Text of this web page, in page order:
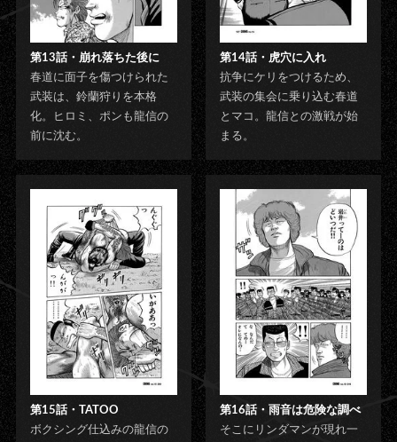
第13話・崩れ落ちた後に
春道に面子を傷つけられた
武装は、鈴蘭狩りを本格
化。ヒロミ、ポンも龍信の
前に沈む。
第14話・虎穴に入れ
抗争にケリをつけるため、
武装の集会に乗り込む春道
とマコ。龍信との激戦が始
まる。
第15話・TATOO
ボクシング仕込みの龍信の
第16話・雨音は危険な調べ
そこにリンダマンが現れ一